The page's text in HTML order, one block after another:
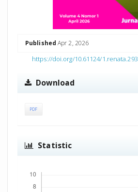
Published Apr 2, 2026
https://doi.org/10.61124/1.renata.293
Download
PDF
Statistic